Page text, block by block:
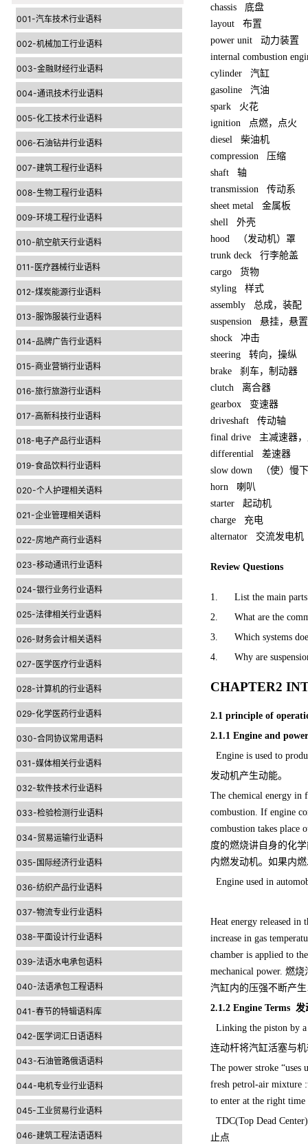
001-汽车技术行业语料
002-机械加工行业语料
003-金融财经行业语料
004-通讯技术行业语料
005-化工技术行业语料
006-石油钻井行业语料
007-建筑工程行业语料
008-生物工程行业语料
009-环境工程行业语料
010-航空航天行业语料
011-医疗器械行业语料
012-煤炭能源行业语料
013-服饰服装行业语料
014-品牌广告行业语料
015-商业营销行业语料
016-旅行旅游行业语料
017-高新科技行业语料
018-电子产品行业语料
019-食品饮料行业语料
020-个人护理相关语料
021-企业管理相关语料
022-房地产商行业语料
023-移动通讯行业语料
024-银行业务行业语料
025-法律相关行业语料
026-财务会计相关语料
027-医学医疗行业语料
028-计算机的行业语料
029-化学医药行业语料
030-合同协议常用语料
031-媒体相关行业语料
032-软件技术行业语料
033-检验检测行业语料
034-贸易运输行业语料
035-国际经济行业语料
036-纺织产品行业语料
037-物流专业行业语料
038-平面设计行业语料
039-法语水电承包语料
040-法语承包工程语料
041-春节的特辑语料库
042-医学词汇日语语料
043-石油管路俄语语料
044-电机专业行业语料
045-工业贸易行业语料
046-建筑工程法语语料
chassis 底盘
layout 布置
power unit 动力装置
internal combustion
cylinder 汽缸
gasoline 汽油
spark 火花
ignition 点燃，点火
diesel 柴油机
compression 压缩
shaft 轴
transmission 传动系
sheet metal 金属板
shell 外壳
hood
（发动机）罩
trunk deck 行李舱盖
cargo 货物
styling 样式
assembly 总成，装配
suspension 悬挂，悬置
shock 冲击
steering 转向，操纵
brake 刹车，制动器
clutch 离合器
gearbox 变速器
driveshaft 传动轴
final drive 主减速器
differential 差速器
slow down
（使）慢
horn 喇叭
starter 起动机
charge 充电
alternator 交流发电机
Review Questions
1. List the main parts
2. What are the
3. Which systems does
4. Why are suspension
CHAPTER2
2.1 principle of
2.1.1 Engine and
Engine is used to
发动机产生动能。
The chemical energy in
combustion. If engine
combustion takes place
度的燃烧讲自身的化
内燃发动机。如果内
Engine used in
Heat energy released in
increase in gas
chamber is applied to
mechanical power. 燃
汽缸内的压强不断产
2.1.2 Engine Terms 发
Linking the piston by a
连动杆将汽缸活塞与
The power stroke “uses
fresh petrol-air mixture
to enter at the right time
TDC(Top Dead
止点